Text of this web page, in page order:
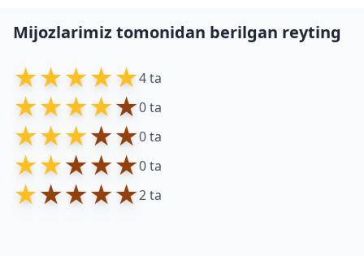
Mijozlarimiz tomonidan berilgan reyting
★★★★★4 ta
★★★★★0 ta
★★★★★0 ta
★★★★★0 ta
★★★★★2 ta